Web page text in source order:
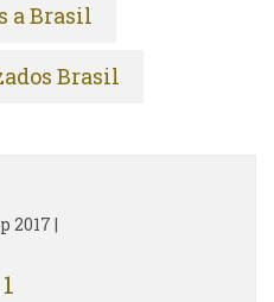
a Brasil
Brasil
2017 |
1